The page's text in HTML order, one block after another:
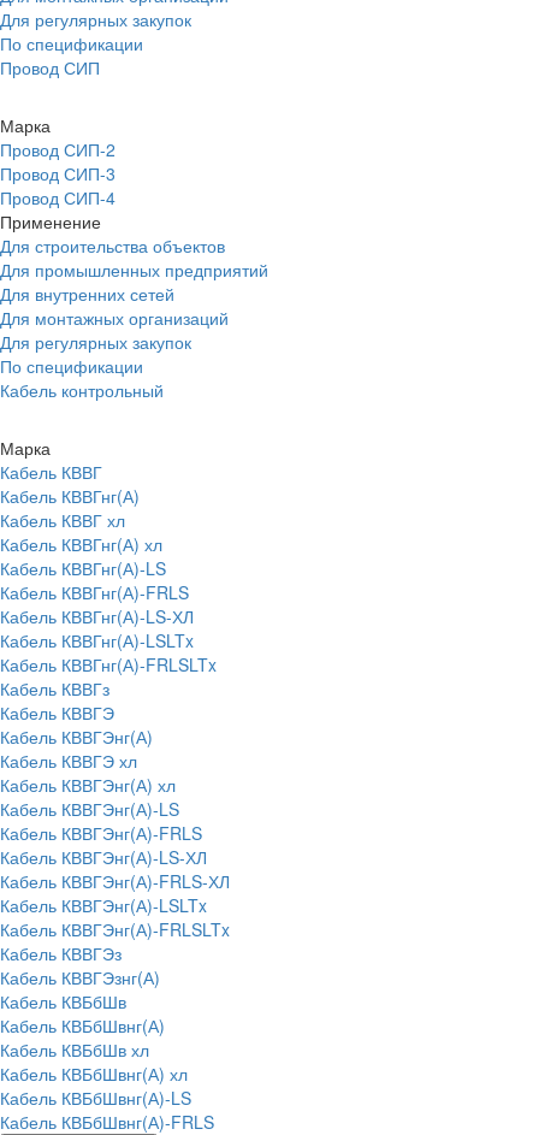
Для регулярных закупок
По спецификации
Провод СИП
Марка
Провод СИП-2
Провод СИП-3
Провод СИП-4
Применение
Для строительства объектов
Для промышленных предприятий
Для внутренних сетей
Для монтажных организаций
Для регулярных закупок
По спецификации
Кабель контрольный
Марка
Кабель КВВГ
Кабель КВВГнг(А)
Кабель КВВГ хл
Кабель КВВГнг(А) хл
Кабель КВВГнг(А)-LS
Кабель КВВГнг(А)-FRLS
Кабель КВВГнг(А)-LS-ХЛ
Кабель КВВГнг(А)-LSLTx
Кабель КВВГнг(А)-FRLSLTx
Кабель КВВГз
Кабель КВВГЭ
Кабель КВВГЭнг(А)
Кабель КВВГЭ хл
Кабель КВВГЭнг(А) хл
Кабель КВВГЭнг(А)-LS
Кабель КВВГЭнг(А)-FRLS
Кабель КВВГЭнг(А)-LS-ХЛ
Кабель КВВГЭнг(А)-FRLS-ХЛ
Кабель КВВГЭнг(А)-LSLTx
Кабель КВВГЭнг(А)-FRLSLTx
Кабель КВВГЭз
Кабель КВВГЭзнг(А)
Кабель КВБбШв
Кабель КВБбШвнг(А)
Кабель КВБбШв хл
Кабель КВБбШвнг(А) хл
Кабель КВБбШвнг(А)-LS
Кабель КВБбШвнг(А)-FRLS